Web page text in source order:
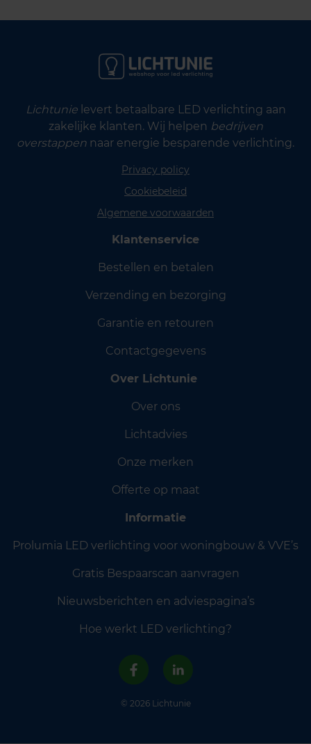
Lichtunielevert betaalbare LED verlichting aan
zakelijke klanten. Wij helpen bedrijven
overstappen naar energie besparende verlichting.
Privacy policy
Cookiebeleid
Algemene voorwaarden
Klantenservice
Bestellen en betalen
Verzending en bezorging
Garantie en retouren
Contactgegevens
Over Lichtunie
Over ons
Lichtadvies
Onze merken
Offerte op maat
Informatie
Prolumia LED verlichting voor woningbouw & VVE’s
Gratis Bespaarscan aanvragen
Nieuwsberichten en adviespagina’s
Hoe werkt LED verlichting?
© 2026 Lichtunie